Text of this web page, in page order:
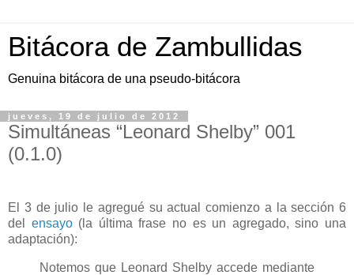
Bitácora de Zambullidas
Genuina bitácora de una pseudo-bitácora
jueves, 19 de julio de 2012
Simultáneas “Leonard Shelby” 001
(0.1.0)
El 3 de julio le agregué su actual comienzo a la sección 6
del ensayo(la última frase no es un agregado, sino una
adaptación):
Notemos que Leonard Shelby accede mediante